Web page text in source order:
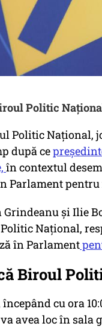
Politic
Politic Național,
după ce
în contextul
Parlament pentru
Grindeanu și Ilie
Național,
în Parlament
Biroul
începând cu ora
avea loc în sala